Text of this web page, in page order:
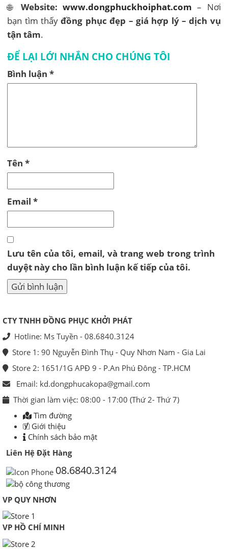
🌐 Website:www.dongphuckhoiphat.com – Nơi
bạn tìm thấyđồng phục đẹp – giá hợp lý – dịch vụ
tận tâm.
ĐỂ LẠI LỚI NHẮN CHO CHÚNG TÔI
Bình luận*
Tên*
Email*
Lưu tên của tôi, email, và trang web trong trình
duyệt này cho lần bình luận kế tiếp của tôi.
CTY TNHH ĐỒNG PHỤC KHỞI PHÁT
Hotline: Ms Tuyền - 08.6840.3124
Store 1: 90 Nguyễn Đình Thụ - Quy Nhơn Nam - Gia Lai
Store 2: 1651/1G APĐ 9 - P.An Phú Đông - TP.HCM
Email: kd.dongphucakopa@gmail.com
Thời gian làm việc: 08:00 - 17:00 (Thứ 2- Thứ 7)
Tìm đường
Giới thiệu
Chính sách bảo mật
Liên Hệ Đặt Hàng
08.6840.3124
VP QUY NHƠN
VP HỒ CHÍ MINH